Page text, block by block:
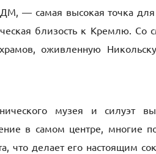
— самая высокая точка
близость к Кремлю. Со
оживленную
музея и силуэт
в самом центре, многие
что делает его настоящим